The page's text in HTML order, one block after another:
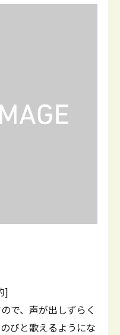
]
で、声が出しずらく
びと歌えるようにな